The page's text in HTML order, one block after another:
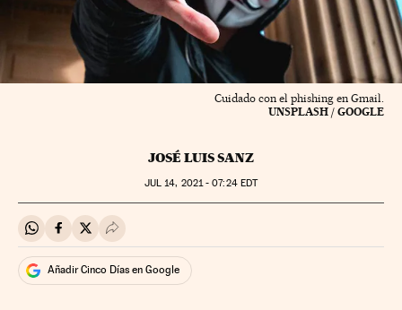
Cuidado con el phishing en Gmail.
UNSPLASH / GOOGLE
JOSÉ LUIS SANZ
JUL 14, 2021 - 07:24EDT
Compartir en Whatsapp
Compartir en Facebook
Compartir en Twitter
Desplegar Redes Sociales
Añadir Cinco Días en Google